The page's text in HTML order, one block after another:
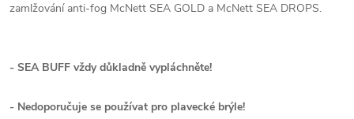
zamlžování anti-fog McNett SEA GOLD a McNett SEA DROPS.
- SEA BUFF vždy důkladně vypláchněte!
- Nedoporučuje se používat pro plavecké brýle!